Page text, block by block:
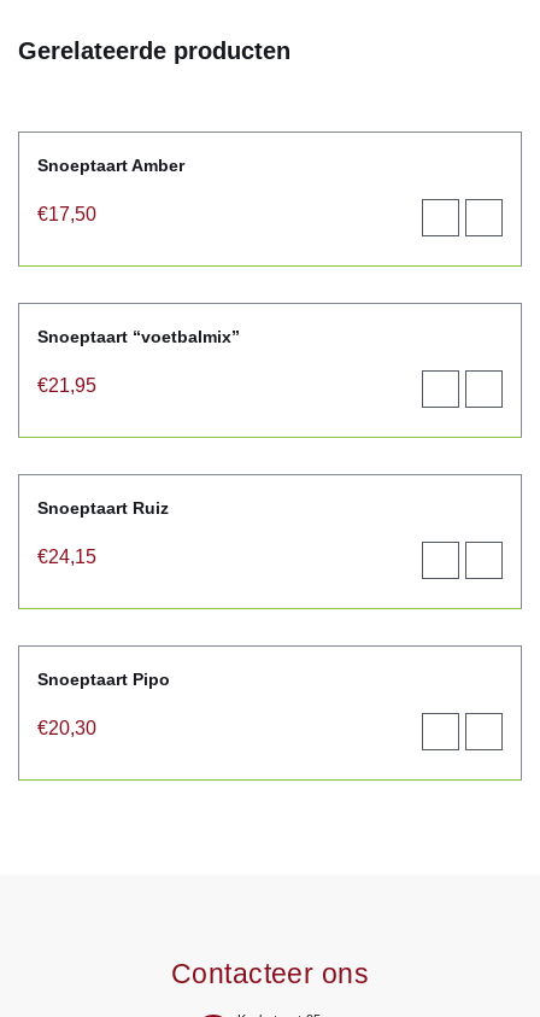
Gerelateerde producten
Snoeptaart Amber
€17,50
product
aan
winkelwagen
Snoeptaart “voetbalmix”
€21,95
product
aan
winkelwagen
Snoeptaart Ruiz
€24,15
product
aan
winkelwagen
Snoeptaart Pipo
€20,30
product
aan
winkelwagen
Contacteer ons